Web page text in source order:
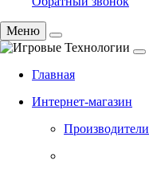
Меню
Главная
Интернет-магазин
Производители